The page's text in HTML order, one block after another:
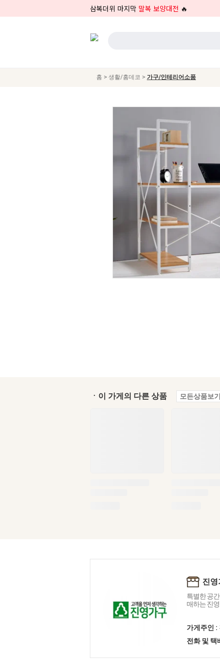
삼복더위 마지막 말복 보양대전 🔥
홈 > 생활/홈데코 > 가구/인테리어소품
ㆍ이 가게의 다른 상품 모든상품보
진
특별한 공
매하는 진
가게주인 :
전화 및 택